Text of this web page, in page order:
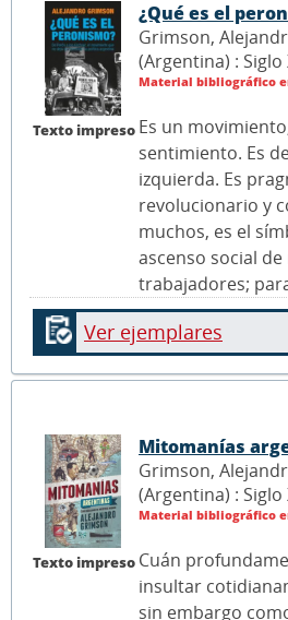
Texto impreso
¿Qué es el
Grimson,
(Argentina) : Siglo
Material bibliográfico
Es un
sentimiento. Es
izquierda. Es
revolucionario y
muchos, es el
ascenso social
trabajadores;
Ver ejemplares
Texto impreso
Mitomanías
Grimson,
(Argentina) : Siglo
Material bibliográfico
Cuán
insultar
sin embargo